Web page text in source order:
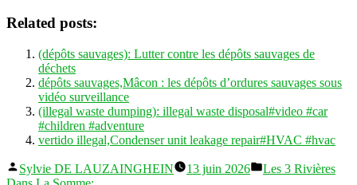
Related posts:
(dépôts sauvages): Lutter contre les dépôts sauvages de
déchets
dépôts sauvages,Mâcon : les dépôts d’ordures sauvages sous
vidéo surveillance
(illegal waste dumping): illegal waste disposal#video #car
#children #adventure
vertido illegal,Condenser unit leakage repair#HVAC #hvac
Publié
par
Sylvie DE LAUZAINGHEIN 13 juin 2026
Publié
Les 3 Rivières